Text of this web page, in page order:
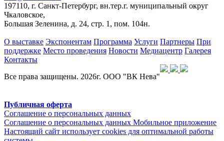
197110, г. Санкт-Петербург, вн.тер.г. муниципальный округ
Чкаловское,
Большая Зеленина, д. 24, стр. 1, пом. 104н.
О выставке Экспонентам Программа Услуги Партнеры При
поддержке Место проведения Новости Медиацентр Галерея
Контакты
Все права защищены. 2026г. ООО "ВК Нева"
Публичная оферта
Соглашение о персональных данных
Соглашение о персональных данных Мобильное приложение
Настоящий сайт использует cookies для оптимальной работы